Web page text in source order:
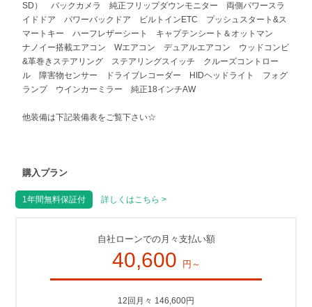
SD） バックカメラ 純正フリップダウンモニター 両側パワースラ
イドドア パワーバックドア ビルトインETC プッシュスタート&ス
マートキー ハーフレザーシート キャプテンシート＆オットマン
ナノイー搭載エアコン Wエアコン デュアルエアコン ウッドコンビ
&革巻きステアリング ステアリングスイッチ クルーズコントロー
ル 障害物センサー ドライブレコーダー HIDヘッドライト フォグ
ランプ ウインカーミラー 純正18インチAW
他装備は下記装備表をご覧下さい☆
購入プラン
1年間無料保証付 詳しくはこちら >
自社ローンでの月々支払い額
40,600 円～
12回月々 146,600円